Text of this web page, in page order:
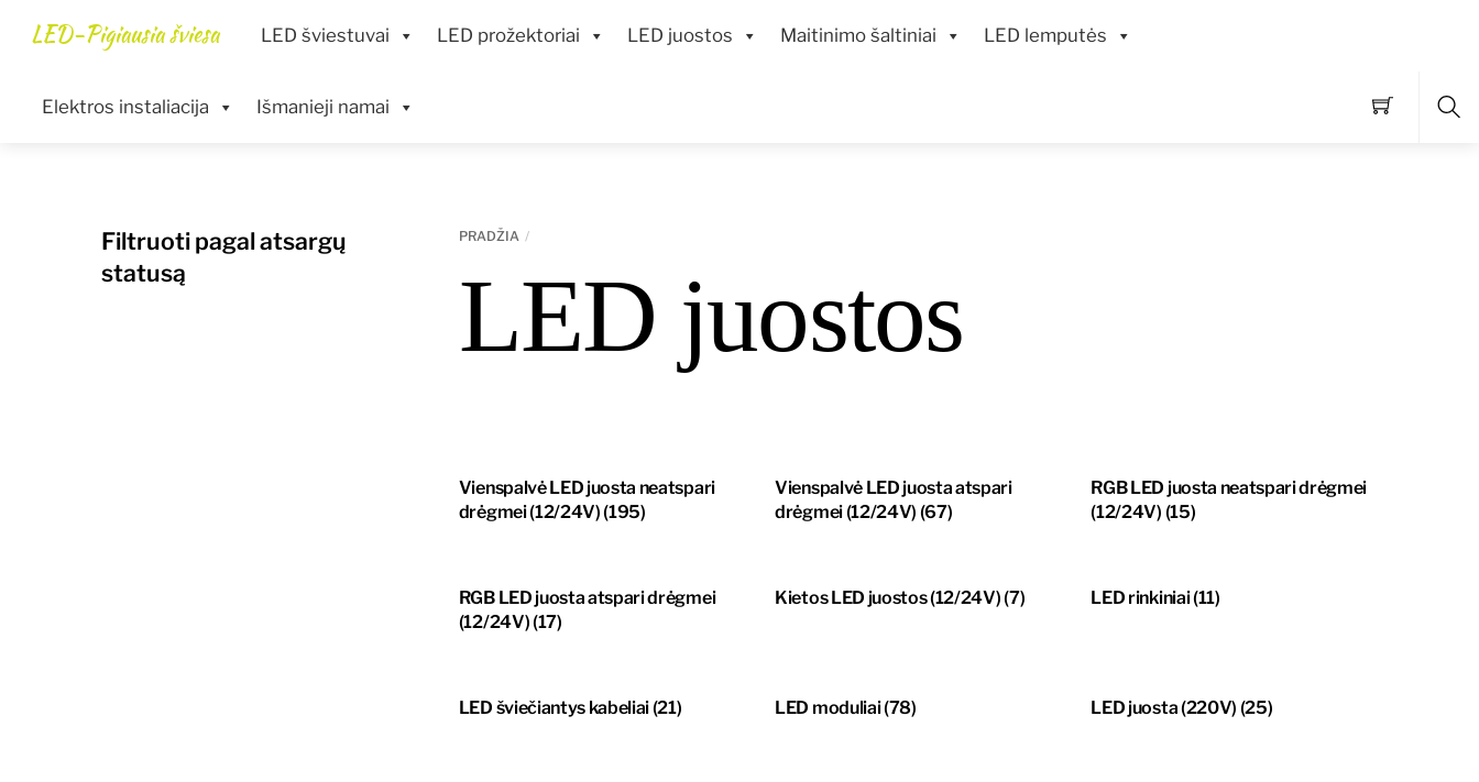
LED-Pigiausia šviesa LED šviestuvai LED prožektoriai LED juostos Maitinimo šaltiniai LED lemputės
Elektros instaliacija Išmanieji namai
PRADŽIA
LED juostos
Vienspalvė LED juosta neatspari
drėgmei (12/24V)(195)
Vienspalvė LED juosta atspari
drėgmei (12/24V) (67)
RGB LED juosta neatspari drėgmei
(12/24V) (15)
RGB LED juosta atspari drėgmei
(12/24V)(17)
Kietos LED juostos (12/24V)(7) LED rinkiniai(11)
LED šviečiantys kabeliai(21) LED moduliai(78) LED juosta (220V) (25)
Filtruoti pagal atsargų
statusą